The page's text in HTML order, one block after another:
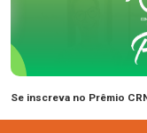
Se inscreva no Prêmio